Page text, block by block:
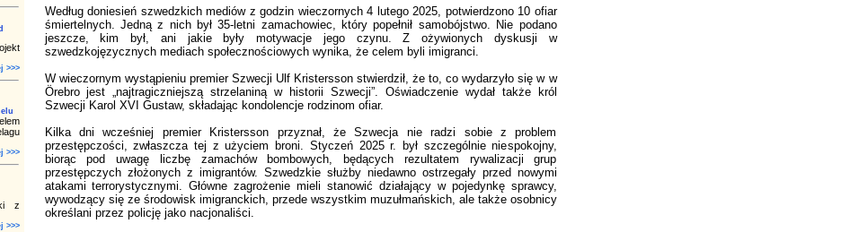
>>>
>>>
z
>>>
Według doniesień szwedzkich mediów z godzin wieczornych 4 lutego 2025, potwierdzono 10 ofiar
śmiertelnych. Jedną z nich był 35-letni zamachowiec, który popełnił samobójstwo. Nie podano
jeszcze, kim był, ani jakie były motywacje jego czynu. Z ożywionych dyskusji w
szwedzkojęzycznych mediach społecznościowych wynika, że celem byli imigranci.
W wieczornym wystąpieniu premier Szwecji Ulf Kristersson stwierdził, że to, co wydarzyło się w w
Örebro jest „najtragiczniejszą strzelaniną w historii Szwecji”. Oświadczenie wydał także król
Szwecji Karol XVI Gustaw, składając kondolencje rodzinom ofiar.
Kilka dni wcześniej premier Kristersson przyznał, że Szwecja nie radzi sobie z problem
przestępczości, zwłaszcza tej z użyciem broni. Styczeń 2025 r. był szczególnie niespokojny,
biorąc pod uwagę liczbę zamachów bombowych, będących rezultatem rywalizacji grup
przestępczych złożonych z imigrantów. Szwedzkie służby niedawno ostrzegały przed nowymi
atakami terrorystycznymi. Główne zagrożenie mieli stanowić działający w pojedynkę sprawcy,
wywodzący się ze środowisk imigranckich, przede wszystkim muzułmańskich, ale także osobnicy
określani przez policję jako nacjonaliści.